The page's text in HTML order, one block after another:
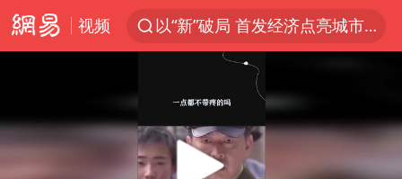
视频
以“新”破局 首发经济点亮城市消费活力
台风白海豚影响中国已成定局
宇树科技发行价格150.80元/股
台风白海豚即将进入48小时警戒线